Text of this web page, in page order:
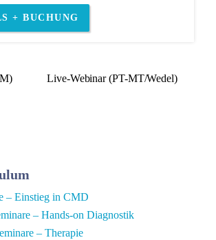
+ BUCHUNG
Live-Webinar (PT-MT/Wedel)
– Einstieg in CMD
– Hands-on Diagnostik
– Therapie